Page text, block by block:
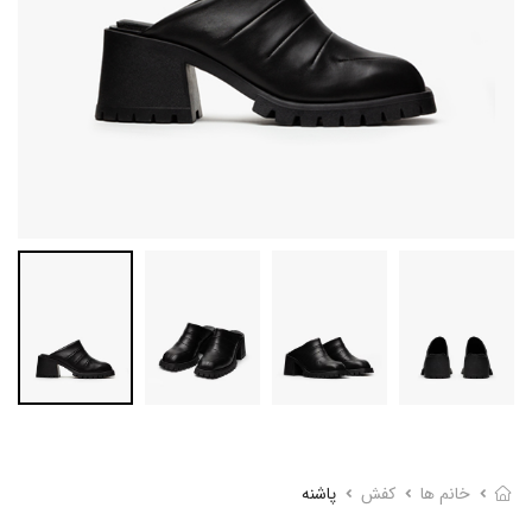
خانم ها کفش پاشنه